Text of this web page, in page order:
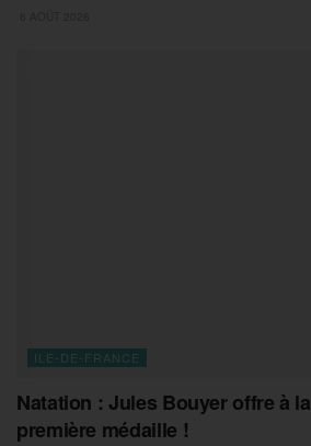
ILE-DE-FRANCE
Natation : Jules Bouyer offre à
première médaille !